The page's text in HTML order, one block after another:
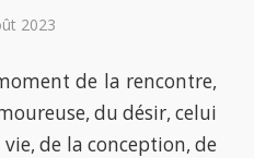
2023
de la rencontre,
du désir, celui
de la conception, de